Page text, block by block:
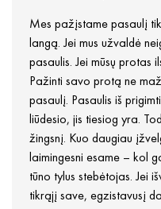
Mes pažįstame pasaulį
langą. Jei mus užvaldė
pasaulis. Jei mūsų protas
Pažinti savo protą ne
pasaulį. Pasaulis iš
liūdesio, jis tiesiog yra.
žingsnį. Kuo daugiau
laimingesni esame – kol
tūno tylus stebėtojas. Jei
tikrąjį save, egzistavusį